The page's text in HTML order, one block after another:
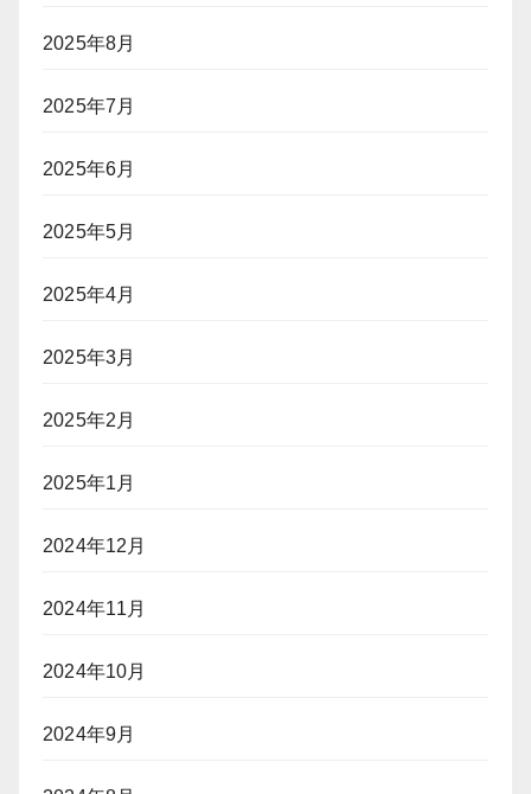
2025年8月
2025年7月
2025年6月
2025年5月
2025年4月
2025年3月
2025年2月
2025年1月
2024年12月
2024年11月
2024年10月
2024年9月